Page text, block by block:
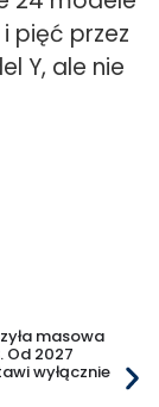
pięć przez
Y, ale nie
masowa
Od 2027
wyłącznie